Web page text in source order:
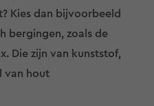
Kies dan bijvoorbeeld
bergingen, zoals de
Die zijn van kunststof,
van hout